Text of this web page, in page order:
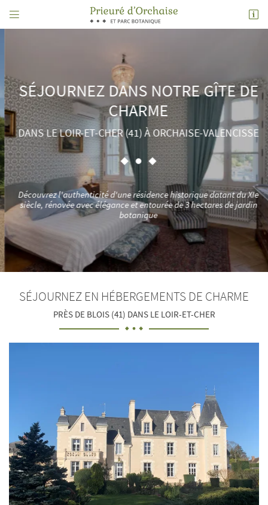


Place de l'église, 1 rue de Molineuf, Orchaise
 Adresse email de réception
Code Captcha
Rafraîchir le captcha
En cochant cette case, vous consentez à recevoir nos propositions commerciales à l'adresse
email indiqué ci-dessus. Vous pouvez vous désinscrire à tout moment en utilisantle
Inscription
SÉJOURNEZ DANS NOTREGÎTE DE
CHARME
DANS LE LOIR-ET-CHER (41) À ORCHAISE-VALENCISSE
Découvrez l'authenticité d'une résidence historique datant du XIe
siècle, rénovée avec élégance et entourée de 3 hectares de jardin
botanique
SÉJOURNEZ EN HÉBERGEMENTS DE CHARME
PRÈS DE BLOIS (41) DANS LE LOIR-ET-CHER